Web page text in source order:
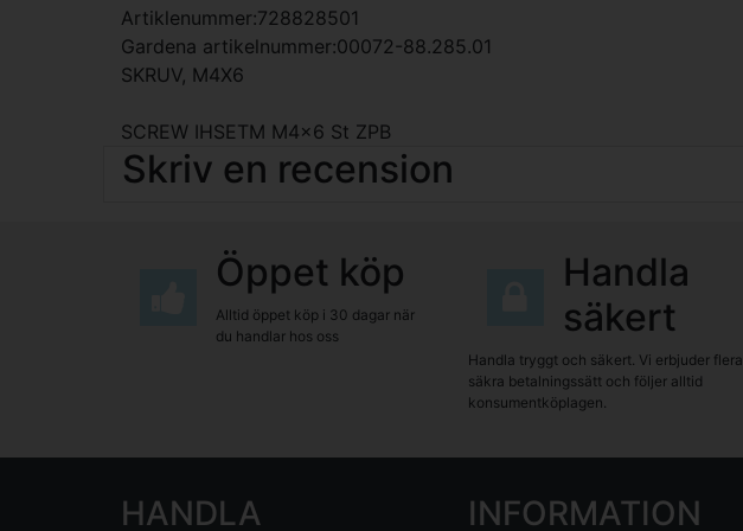
Artiklenummer:728828501
Gardena artikelnummer:00072-88.285.01
SKRUV, M4X6
SCREW IHSETM M4x6 St ZPB
Skriv en recension
Öppet köp
Alltid öppet köp i 30 dagar när
du handlar hos oss
Handla
säkert
Handla tryggt och säkert. Vi erbjuder flera
säkra betalningssätt och följer alltid
konsumentköplagen.
HANDLA INFORMATION